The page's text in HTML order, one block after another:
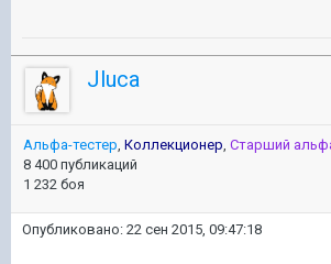
Jluca
Альфа-тестер, Коллекционер, Старший
8 400 публикаций
1 232 боя
Опубликовано: 22 сен 2015, 09:47:18